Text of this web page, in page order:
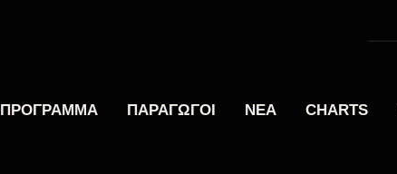
ΠΡΟΓΡΑΜΜΑ ΠΑΡΑΓΩΓΟΙ ΝΕΑ CHARTS